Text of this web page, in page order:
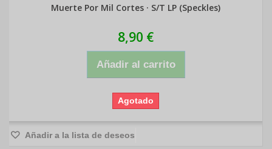
Muerte Por Mil Cortes · S/T LP (Speckles)
8,90 €
Añadir al carrito
Agotado
Añadir a la lista de deseos